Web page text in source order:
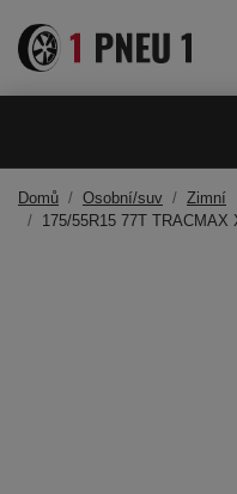
Domů Osobní/suv
Zimní
175/55R15 77T TRACMAX